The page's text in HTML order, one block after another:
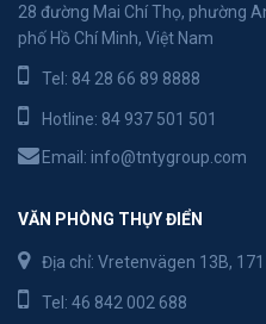
28 đường Mai Chí Thọ, phường
phố Hồ Chí Minh, Việt Nam
Tel: 84 28 66 89 8888
Hotline: 84 937 501 501
Email: info@tntygroup.com
VĂN PHÒNG THỤY ĐIỂN
Địa chỉ: Vretenvägen 13B,
Tel: 46 842 002 688